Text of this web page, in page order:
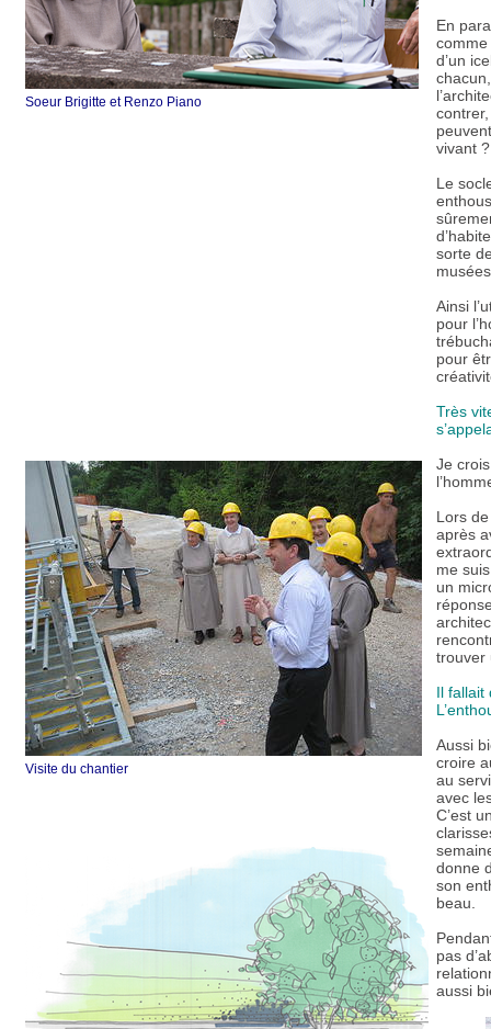
Soeur Brigitte et Renzo Piano
Visite du chantier
En
comme
d’un
vivant
Le
sorte
Ainsi
pour
pour
Très
Je
Lors
après
me
un
trouver
Il fallait
Aussi
croire
au
avec
C’est
donne
son
beau.
pas
aussi